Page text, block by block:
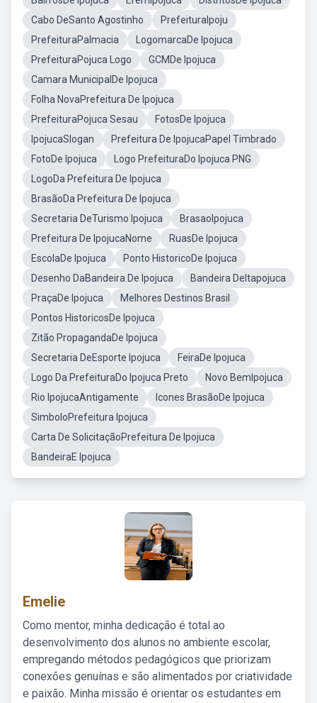
Cabo DeSanto Agostinho
PrefeituraIpoju
PrefeituraPalmacia
LogomarcaDe Ipojuca
PrefeituraPojuca Logo
GCMDe Ipojuca
Camara MunicipalDe Ipojuca
Folha NovaPrefeitura De Ipojuca
PrefeituraPojuca Sesau
FotosDe Ipojuca
IpojucaSlogan
Prefeitura De IpojucaPapel Timbrado
FotoDe Ipojuca
Logo PrefeituraDo Ipojuca PNG
LogoDa Prefeitura De Ipojuca
BrasãoDa Prefeitura De Ipojuca
Secretaria DeTurismo Ipojuca
BrasaoIpojuca
Prefeitura De IpojucaNome
RuasDe Ipojuca
EscolaDe Ipojuca
Ponto HistoricoDe Ipojuca
Desenho DaBandeira De Ipojuca
Bandeira DeItapojuca
PraçaDe Ipojuca
Melhores Destinos Brasil
Pontos HistoricosDe Ipojuca
Zitão PropagandaDe Ipojuca
Secretaria DeEsporte Ipojuca
FeiraDe Ipojuca
Logo Da PrefeituraDo Ipojuca Preto
Novo BemIpojuca
Rio IpojucaAntigamente
Icones BrasãoDe Ipojuca
SimboloPrefeitura Ipojuca
Carta De SolicitaçãoPrefeitura De Ipojuca
BandeiraE Ipojuca
Emelie
Como mentor, minha dedicação é total ao
desenvolvimento dos alunos no ambiente escolar,
empregando métodos pedagógicos que priorizam
conexões genuínas e são alimentados por criatividade
e paixão. Minha missão é orientar os estudantes em